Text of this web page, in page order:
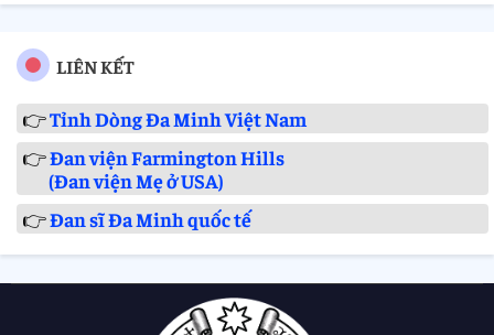
LIÊN KẾT
👉Tỉnh Dòng Đa Minh Việt Nam
👉Đan viện Farmington Hills
(Đan viện Mẹ ở USA)
👉Đan sĩ Đa Minh quốc tế